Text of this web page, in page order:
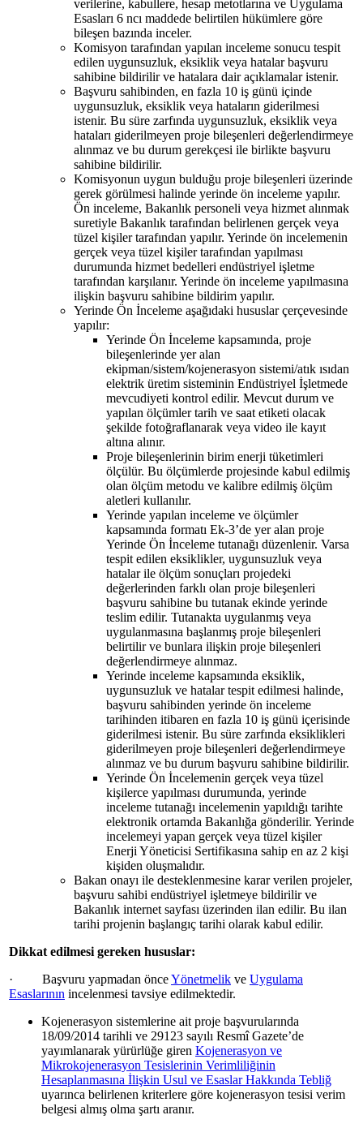
verilerine, kabullere, hesap metotlarına ve Uygulama
Esasları 6 ncı maddede belirtilen hükümlere göre
bileşen bazında inceler.
Komisyon tarafından yapılan inceleme sonucu tespit
edilen uygunsuzluk, eksiklik veya hatalar başvuru
sahibine bildirilir ve hatalara dair açıklamalar istenir.
Başvuru sahibinden, en fazla 10 iş günü içinde
uygunsuzluk, eksiklik veya hataların giderilmesi
istenir. Bu süre zarfında uygunsuzluk, eksiklik veya
hataları giderilmeyen proje bileşenleri değerlendirmeye
alınmaz ve bu durum gerekçesi ile birlikte başvuru
sahibine bildirilir.
Komisyonun uygun bulduğu proje bileşenleri üzerinde
gerek görülmesi halinde yerinde ön inceleme yapılır.
Ön inceleme, Bakanlık personeli veya hizmet alınmak
suretiyle Bakanlık tarafından belirlenen gerçek veya
tüzel kişiler tarafından yapılır. Yerinde ön incelemenin
gerçek veya tüzel kişiler tarafından yapılması
durumunda hizmet bedelleri endüstriyel işletme
tarafından karşılanır. Yerinde ön inceleme yapılmasına
ilişkin başvuru sahibine bildirim yapılır.
Yerinde Ön İnceleme aşağıdaki hususlar çerçevesinde
yapılır:
Yerinde Ön İnceleme kapsamında, proje
bileşenlerinde yer alan
ekipman/sistem/kojenerasyon sistemi/atık ısıdan
elektrik üretim sisteminin Endüstriyel İşletmede
mevcudiyeti kontrol edilir. Mevcut durum ve
yapılan ölçümler tarih ve saat etiketi olacak
şekilde fotoğraflanarak veya video ile kayıt
altına alınır.
Proje bileşenlerinin birim enerji tüketimleri
ölçülür. Bu ölçümlerde projesinde kabul edilmiş
olan ölçüm metodu ve kalibre edilmiş ölçüm
aletleri kullanılır.
Yerinde yapılan inceleme ve ölçümler
kapsamında formatı Ek-3’de yer alan proje
Yerinde Ön İnceleme tutanağı düzenlenir. Varsa
tespit edilen eksiklikler, uygunsuzluk veya
hatalar ile ölçüm sonuçları projedeki
değerlerinden farklı olan proje bileşenleri
başvuru sahibine bu tutanak ekinde yerinde
teslim edilir. Tutanakta uygulanmış veya
uygulanmasına başlanmış proje bileşenleri
belirtilir ve bunlara ilişkin proje bileşenleri
değerlendirmeye alınmaz.
Yerinde inceleme kapsamında eksiklik,
uygunsuzluk ve hatalar tespit edilmesi halinde,
başvuru sahibinden yerinde ön inceleme
tarihinden itibaren en fazla 10 iş günü içerisinde
giderilmesi istenir. Bu süre zarfında eksiklikleri
giderilmeyen proje bileşenleri değerlendirmeye
alınmaz ve bu durum başvuru sahibine bildirilir.
Yerinde Ön İncelemenin gerçek veya tüzel
kişilerce yapılması durumunda, yerinde
inceleme tutanağı incelemenin yapıldığı tarihte
elektronik ortamda Bakanlığa gönderilir. Yerinde
incelemeyi yapan gerçek veya tüzel kişiler
Enerji Yöneticisi Sertifikasına sahip en az 2 kişi
kişiden oluşmalıdır.
Bakan onayı ile desteklenmesine karar verilen projeler,
başvuru sahibi endüstriyel işletmeye bildirilir ve
Bakanlık internet sayfası üzerinden ilan edilir. Bu ilan
tarihi projenin başlangıç tarihi olarak kabul edilir.
Dikkat edilmesi gereken hususlar:
· Başvuru yapmadan önceYönetmelik ve Uygulama
Esaslarının incelenmesi tavsiye edilmektedir.
Kojenerasyon sistemlerine ait proje başvurularında
18/09/2014 tarihli ve 29123 sayılı Resmî Gazete’de
yayımlanarak yürürlüğe giren Kojenerasyon ve
Mikrokojenerasyon Tesislerinin Verimliliğinin
Hesaplanmasına İlişkin Usul ve Esaslar Hakkında Tebliğ
uyarınca belirlenen kriterlere göre kojenerasyon tesisi verim
belgesi almış olma şartı aranır.